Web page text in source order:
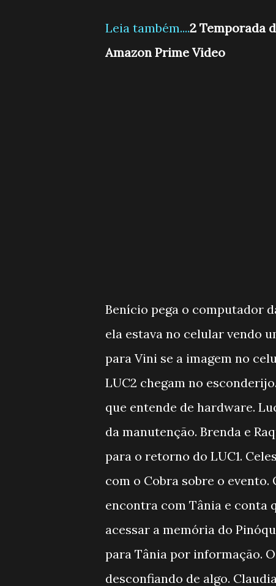
Leia também....2 Temporada
Amazon Prime Video
Benício pega o computador
ela estava no celular vendo
para Vini se a imagem no
LUC2 chegam no
que entende de hardware.
da manutenção. Brenda e
para o retorno do LUC1.
com o Cobra sobre o
encontra com Tânia e conta
acessar a memória do
para Tânia por informação.
desconfiando de algo.